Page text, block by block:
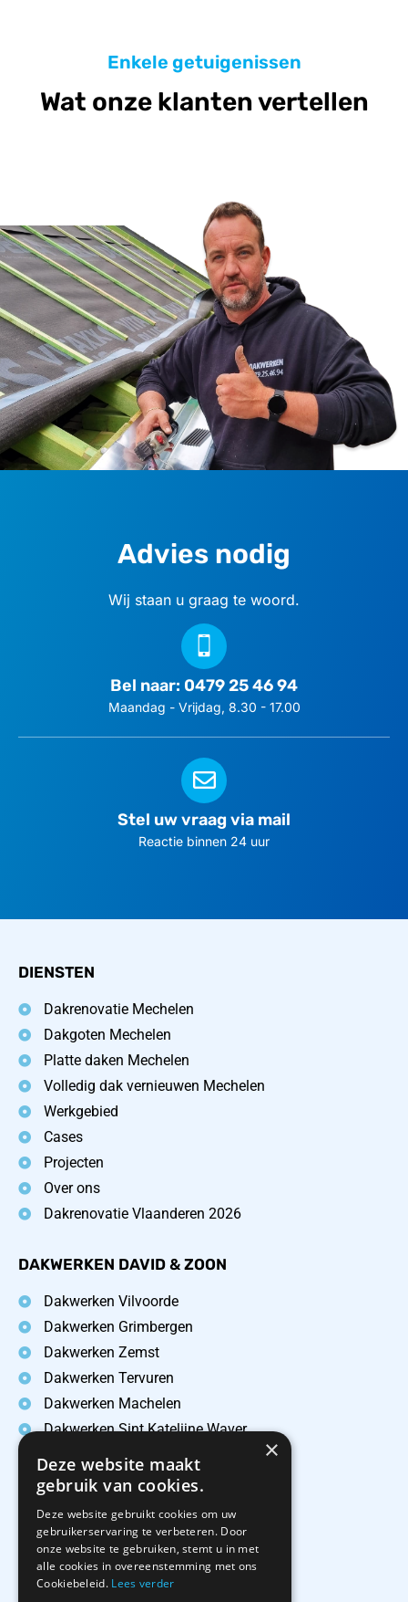
Enkele getuigenissen
Wat onze klanten vertellen
Advies nodig
Wij staan u graag te woord.
Bel naar: 0479 25 46 94
Maandag - Vrijdag, 8.30 - 17.00
Stel uw vraag via mail
Reactie binnen 24 uur
DIENSTEN
Dakrenovatie Mechelen
Dakgoten Mechelen
Platte daken Mechelen
Volledig dak vernieuwen Mechelen
Werkgebied
Cases
Projecten
Over ons
Dakrenovatie Vlaanderen 2026
DAKWERKEN DAVID & ZOON
Dakwerken Vilvoorde
Dakwerken Grimbergen
Dakwerken Zemst
Dakwerken Tervuren
Dakwerken Machelen
Dakwerken Sint Katelijne Waver
Dakwerken Leest
Dakwerken Hombeek
Dakwerken Elewijt
CONTACTEER ONS
Dakwerken David & Zoon
×
Deze website maakt
gebruik van cookies.
Deze website gebruikt cookies om uw
gebruikerservaring te verbeteren. Door
onze website te gebruiken, stemt u in met
alle cookies in overeenstemming met ons
Cookiebeleid. Lees verder